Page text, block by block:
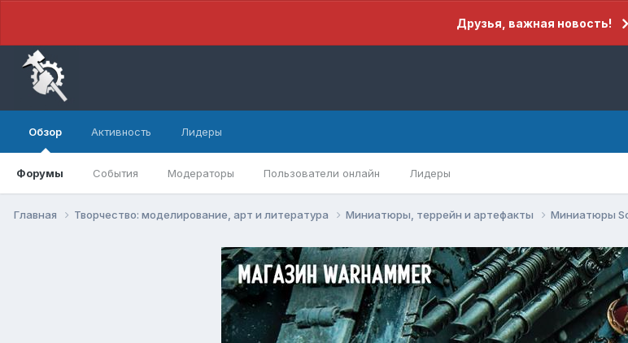
Друзья, важная новость!
Обзор
Форумы События Модераторы Пользователи онлайн Лидеры
Активность Лидеры
Главная Творчество: моделирование, арт и литература Миниатюры, террейн и артефакты Миниатюры